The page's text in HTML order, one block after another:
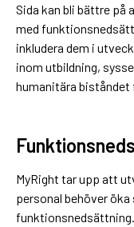
Sida kan bli bättre
med
inkludera dem i
inom utbildning,
humanitära biståndet
MyRight tar upp att
personal behöver